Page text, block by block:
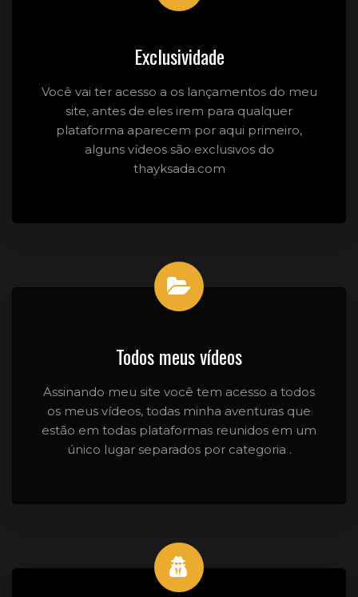
Exclusividade
Você vai ter acesso a os lançamentos do meu
site, antes de eles irem para qualquer
plataforma aparecem por aqui primeiro,
alguns vídeos são exclusivos do
thayksada.com
Todos meus vídeos
Assinando meu site você tem acesso a todos
os meus vídeos, todas minha aventuras que
estão em todas plataformas reunidos em um
único lugar separados por categoria .